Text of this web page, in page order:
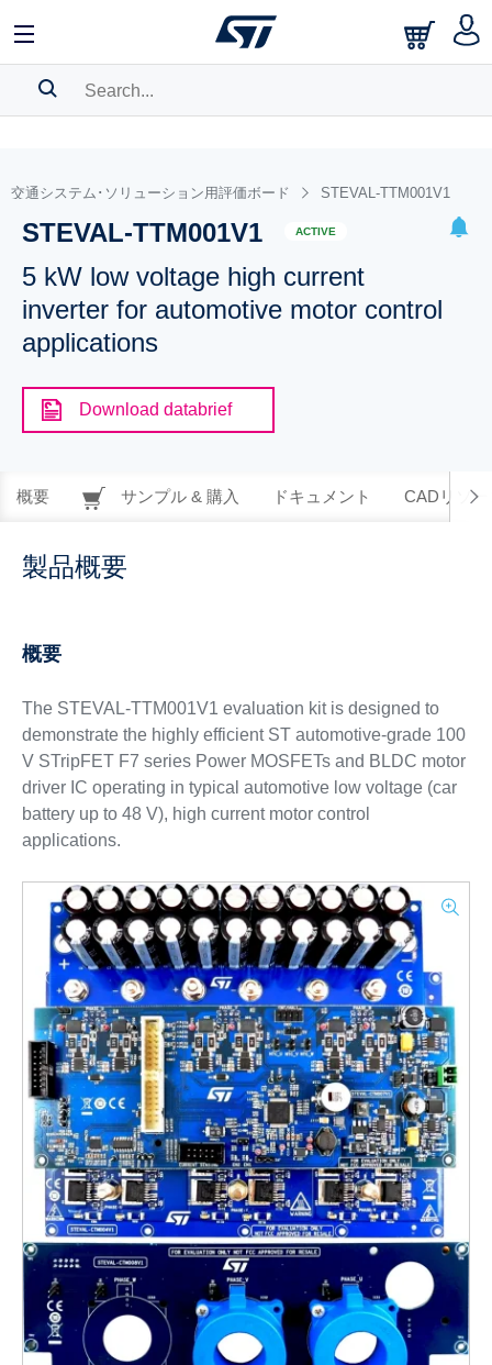
BOOKMARK
Please log in to show your saved searches.
交通システム･ソリューション用評価ボード STEVAL-TTM001V1
STEVAL-TTM001V1 ACTIVE
5 kW low voltage high current
inverter for automotive motor control
applications
Download databrief
概要 サンプル & 購入 ドキュメント CADリソー
製品概要
概要
The STEVAL-TTM001V1 evaluation kit is designed to
demonstrate the highly efficient ST automotive-grade 100
V STripFET F7 series Power MOSFETs and BLDC motor
driver IC operating in typical automotive low voltage (car
battery up to 48 V), high current motor control
applications.